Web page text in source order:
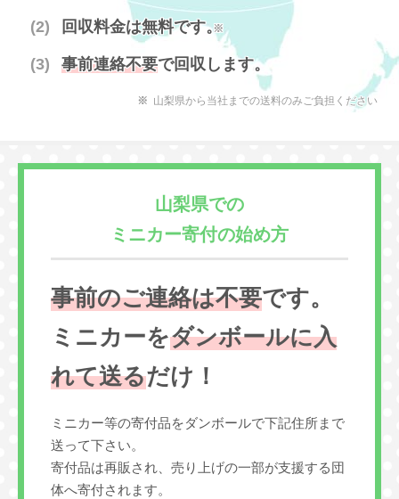
回収料金は無料です。
※
事前連絡不要で回収します。
山梨県から当社までの送料のみご負担ください
山梨県での
ミニカー寄付の始め方
事前のご連絡は不要です。
ミニカーをダンボールに入
れて送るだけ！
ミニカー等の寄付品をダンボールで下記住所まで
送って下さい。
寄付品は再販され、売り上げの一部が支援する団
体へ寄付されます。